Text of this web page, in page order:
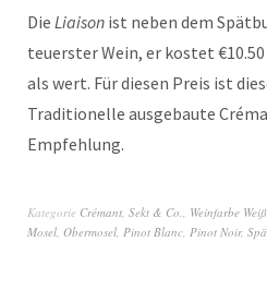
Die Liaison ist neben dem
teuerster Wein, er kostet
als wert. Für diesen Preis ist
Traditionelle ausgebaute
Empfehlung.
Kategorie Crémant, Sekt & Co., Weinfarbe Weiß
Mosel, Obermosel, Pinot Blanc, Pinot Noir,